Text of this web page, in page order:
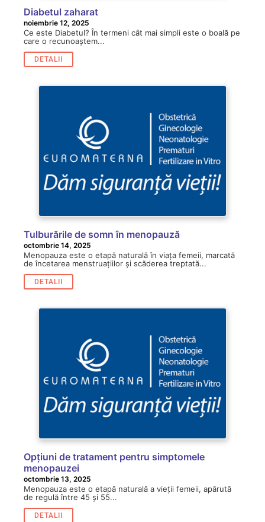
Diabetul zaharat
noiembrie 12, 2025
Ce este Diabetul? În termeni cât mai simpli este o boală pe
care o recunoaștem...
DETALII
Tulburările de somn în menopauză
octombrie 14, 2025
Menopauza este o etapă naturală în viața femeii, marcată
de încetarea menstruațiilor și scăderea treptată...
DETALII
Opțiuni de tratament pentru simptomele
menopauzei
octombrie 13, 2025
Menopauza este o etapă naturală a vieții femeii, apărută
de regulă între 45 și 55...
DETALII